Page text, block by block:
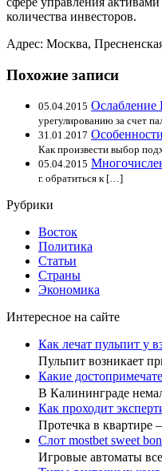
количества инвесторов.
Адрес: Москва,
Похожие записи
05.04.2015 Ослабление
урегулированию за счет
31.01.2017
Как произвести выбор
05.04.2015
г. обратиться к […]
Рубрики
Восток
Политика
Статьи
Страны
Экономика
Интересное на сайте
Как лечат пульпит у
Пульпит возникает
Какие
В Калининграде
Как проходит
Протечка в
Слот mostbet sweet
Игровые автоматы